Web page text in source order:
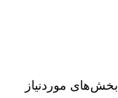
بخش‌های موردنیاز